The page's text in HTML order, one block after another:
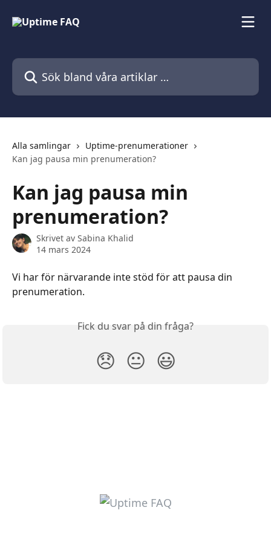
Sök bland våra artiklar …
Alla samlingar
Uptime-prenumerationer
Kan jag pausa min prenumeration?
Kan jag pausa min
prenumeration?
Skrivet av Sabina Khalid
14 mars 2024
Vi har för närvarande inte stöd för att pausa din
prenumeration.
Fick du svar på din fråga?
😞 😐 😃